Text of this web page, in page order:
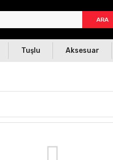
ARA
Tuşlu Aksesuar